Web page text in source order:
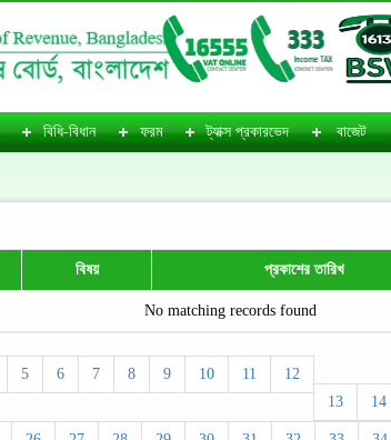
বিধি-বিধান ফরম ট্যাক্স প্রকারভেদ বাজেট
বিষয় প্রকাশের তারিখ
No matching records found
5 6 7 8 9 10 11
12
13
14